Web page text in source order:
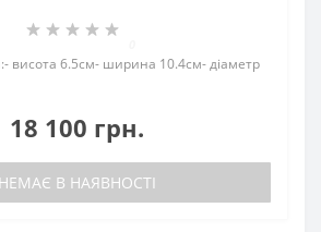
висота 6.5см- ширина 10.4см- діаметр
18 100 грн.
НЕМАЄ В НАЯВНОСТІ